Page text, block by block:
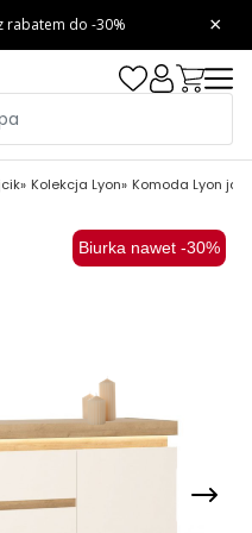
Kolekcja Lyon Komoda Lyon
Biurka nawet -30%